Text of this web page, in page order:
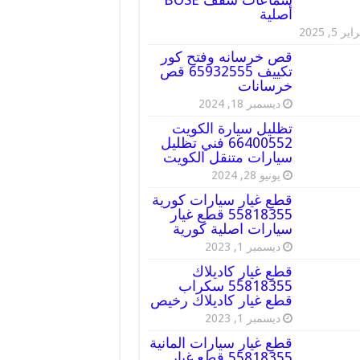
أصلية
5, 2025
قص خرسانه وفتح كور
تكييف 65932555 قص
خرسانات
ديسمبر 18, 2024
تظليل سيارة الكويت
66400552 فني تظليل
سيارات متنقل الكويت
يونيو 28, 2024
قطع غيار سيارات كورية
55818355 قطع غيار
سيارات اصلية كورية
ديسمبر 1, 2023
قطع غيار كاديلاك
55818355 سكراب
قطع غيار كاديلاك رخيص
ديسمبر 1, 2023
قطع غيار سيارات المانية